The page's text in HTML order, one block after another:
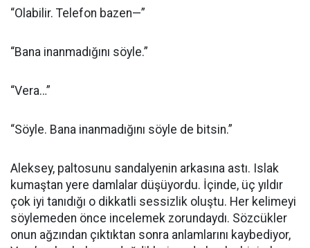
“Olabilir. Telefon bazen—”
“Bana inanmadığını söyle.”
“Vera…”
“Söyle. Bana inanmadığını söyle de bitsin.”
Aleksey, paltosunu sandalyenin arkasına astı. Islak
kumaştan yere damlalar düşüyordu. İçinde, üç yıldır
çok iyi tanıdığı o dikkatli sessizlik oluştu. Her kelimeyi
söylemeden önce incelemek zorundaydı. Sözcükler
onun ağzından çıktıktan sonra anlamlarını kaybediyor,